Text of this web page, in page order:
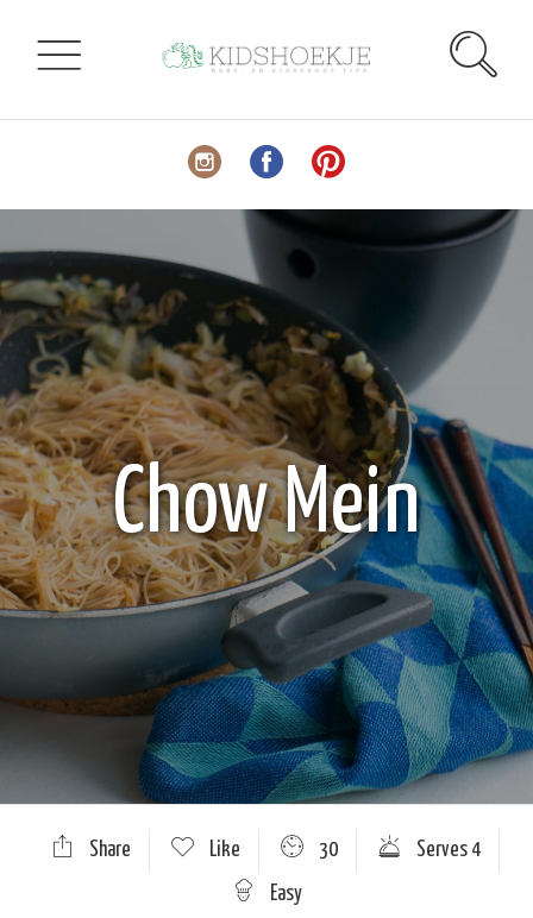
Chow Mein
Share Like 30 Serves 4
Easy